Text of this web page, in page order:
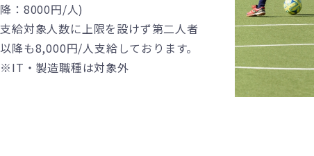
降：8000円/人)
支給対象人数に上限を設けず第二人者
以降も8,000円/人支給しております。
※IT・製造職種は対象外